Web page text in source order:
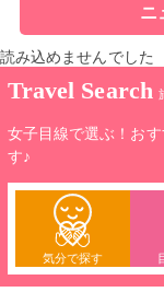
ニ
読み込めませんでした
Travel Search
女子目線で選ぶ！お
す♪
気分で探す